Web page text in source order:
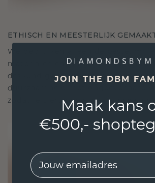
ETHISCH EN MEESTERLIJK
We gebruiken alleen de beste,
materialen en lab-grown diamanten.
deskundige goudsmeden
duurzaamheid met ongeëvenaard
zodat je sieraden zowel ethisch als
JOIN THE DBM
Maak kans
€500,-
EMail